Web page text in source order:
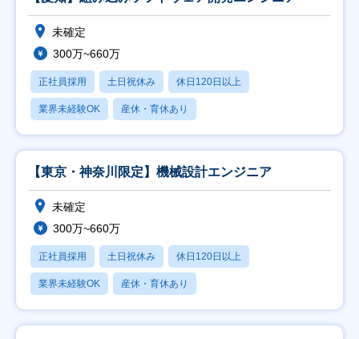
未確定
300万~660万
正社員採用 土日祝休み 休日120日以上
業界未経験OK 産休・育休あり
【東京・神奈川限定】機械設計エンジニア
未確定
300万~660万
正社員採用 土日祝休み 休日120日以上
業界未経験OK 産休・育休あり